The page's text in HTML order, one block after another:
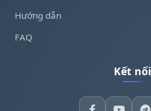
Hướng dẫn
FAQ
Kết nối